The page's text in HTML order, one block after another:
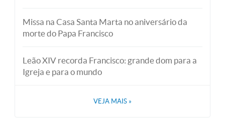
Missa na Casa Santa Marta no aniversário da
morte do Papa Francisco
Leão XIV recorda Francisco: grande dom para a
Igreja e para o mundo
VEJA MAIS »